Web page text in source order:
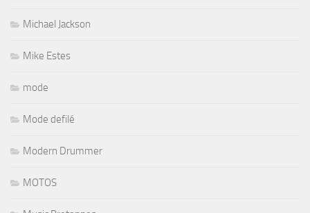
Michael Jackson
Mike Estes
mode
Mode defilé
Modern Drummer
MOTOS